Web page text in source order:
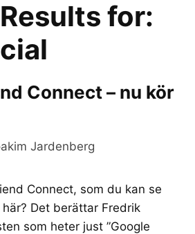
for:
Connect – nu kör
Jardenberg
Connect, som du kan se
Det berättar Fredrik
som heter just ”Google